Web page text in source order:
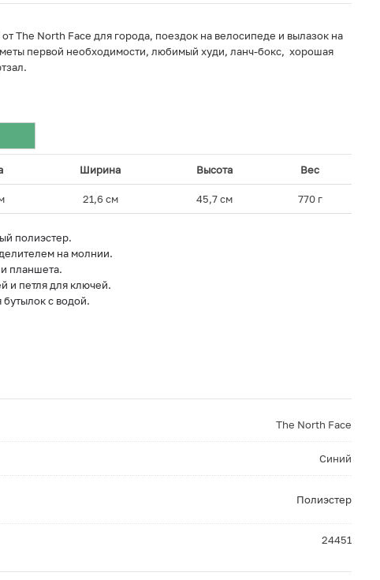
The North Face для города, поездок на велосипеде и вылазок на
первой необходимости, любимый худи, ланч-бокс, хорошая
Ширина Высота Вес
21,6 см 45,7 см 770 г
полиэстер.
на молнии.
планшета.
и петля для ключей.
с водой.
The North Face
Синий
Полиэстер
24451